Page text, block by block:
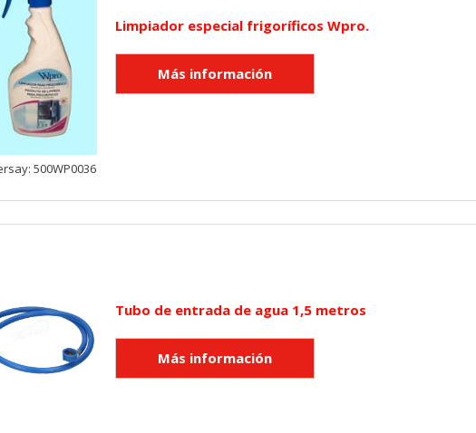
Limpiador especial frigoríficos Wpro.
500WP0036
Tubo de entrada de agua 1,5 metros
para que el sitio web funcione y no se pueden desactivar en nuestros
alertar sobre estas cookies, pero alguna áreas del sitio no funcionarán. Estas
personal.
PHPSESSID, wp-settings-1, wp-settings-time-1, _evCo, _evCoLT
son las más o menos visitadas, y cómo los visitantes navegan por el sitio.
por lo tanto, es anónima.
a través de nuestro sitio por nuestros socios publicitarios. Pueden
de sus intereses y mostrarle anuncios relevantes en otros sitios. No
en la identificación única de su navegador y dispositivo de Internet.